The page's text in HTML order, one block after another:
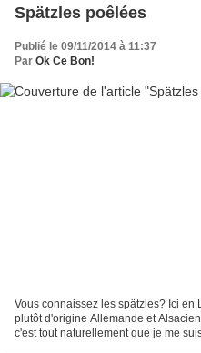
Spätzles poêlées
Publié le 09/11/2014 à 11:37
Par Ok Ce Bon!
Vous connaissez les spätzles? Ici en
plutôt d'origine Allemande et
c'est tout naturellement que je me